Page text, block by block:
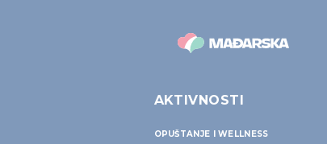
AKTIVNOSTI
OPUŠTANJE I WELLNESS